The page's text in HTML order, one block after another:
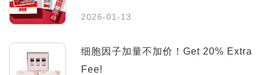
2026-01-13
细胞因子加量不加价！Get 20% Extra
Fee!